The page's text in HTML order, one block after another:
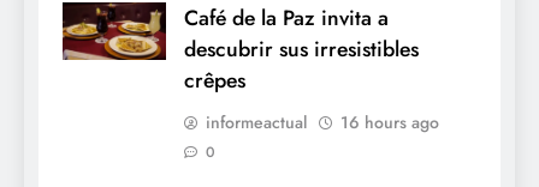
Café de la Paz invita a
descubrir sus irresistibles
crêpes
informeactual 16 hours ago
0